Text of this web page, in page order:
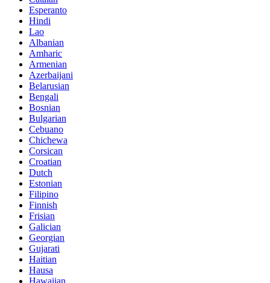
Esperanto
Hindi
Lao
Albanian
Amharic
Armenian
Azerbaijani
Belarusian
Bengali
Bosnian
Bulgarian
Cebuano
Chichewa
Corsican
Croatian
Dutch
Estonian
Filipino
Finnish
Frisian
Galician
Georgian
Gujarati
Haitian
Hausa
Hawaiian